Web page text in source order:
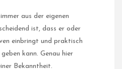
aus der eigenen
ist, dass er oder
einbringt und praktisch
kann. Genau hier
Bekanntheit.